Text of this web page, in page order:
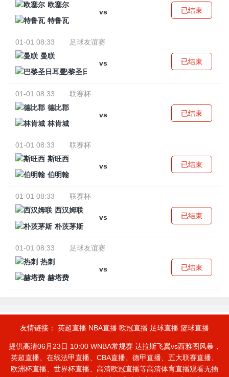
欧塞尔
vs
特鲁瓦
已结束
01-01 08:33
足球友谊赛
曼联
vs
巴黎圣日耳曼
已结束
01-01 08:33
联赛杯
德比郡
vs
林肯城
已结束
01-01 08:33
联赛杯
斯旺西
vs
伯明翰
已结束
01-01 08:33
联赛杯
西汉姆联
vs
朴茨茅斯
已结束
01-01 08:33
足球友谊赛
热刺
vs
赫塔费
已结束
友情链接： 英超直播 NBA直播 欧冠直播 足球直播 篮球直播
提供高清06月23日 10:00 WNBA常规赛 达拉斯飞翼vs西雅图风暴，
英超直播、在线法甲直播、CBA直播、德甲直播、五大联赛直播、
欧洲杯直播、世界杯直播、高清欧冠直播等高清体育直播观看无插